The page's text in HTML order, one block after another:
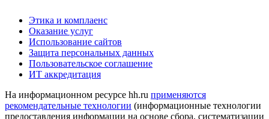
Этика и комплаенс
Оказание услуг
Использование сайтов
Защита персональных данных
Пользовательское соглашение
ИТ аккредитация
На информационном ресурсе hh.ru применяются
рекомендательные технологии (информационные технологии
предоставления информации на основе сбора, систематизации